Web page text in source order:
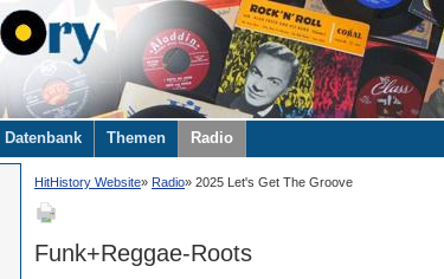
Datenbank Themen Radio
HitHistory Website Radio 2025 Let's Get The Groove
Funk+Reggae-Roots